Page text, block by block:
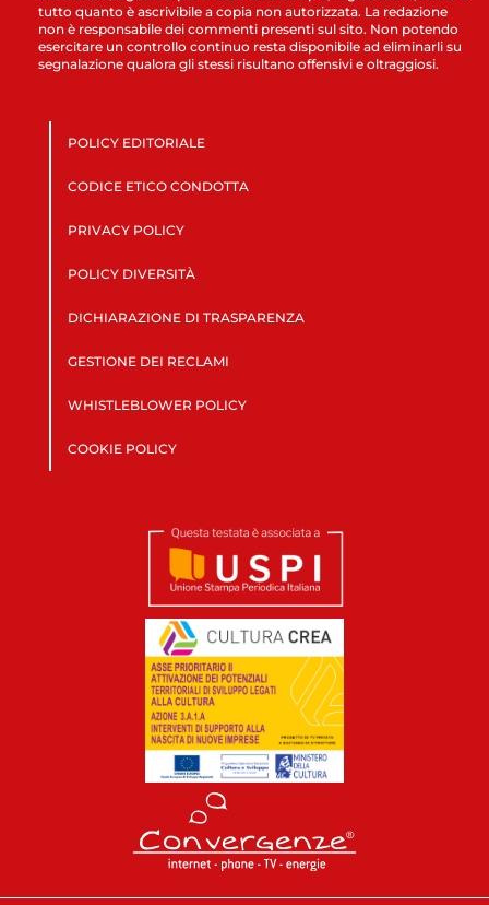
tutto quanto è ascrivibile a copia non autorizzata. La redazione
non è responsabile dei commenti presenti sul sito. Non potendo
esercitare un controllo continuo resta disponibile ad eliminarli su
segnalazione qualora gli stessi risultano offensivi e oltraggiosi.
POLICY EDITORIALE
CODICE ETICO CONDOTTA
PRIVACY POLICY
POLICY DIVERSITÀ
DICHIARAZIONE DI TRASPARENZA
GESTIONE DEI RECLAMI
WHISTLEBLOWER POLICY
COOKIE POLICY